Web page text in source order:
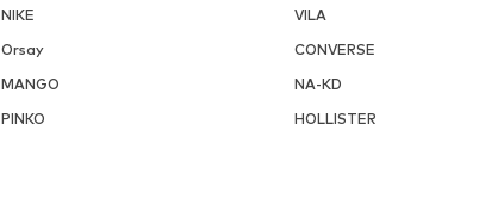
NIKE VILA
Orsay CONVERSE
MANGO NA-KD
PINKO HOLLISTER